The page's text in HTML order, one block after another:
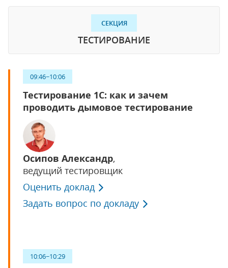
СЕКЦИЯ
ТЕСТИРОВАНИЕ
09:46−10:06
Тестирование 1С: как и зачем
проводить дымовое тестирование
Осипов Александр,
ведущий тестировщик
Оценить доклад
Задать вопрос по докладу
10:06−10:29